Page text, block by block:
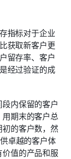
指标对于企业
获取新客户更
留存率、客户
经过验证的成
内保留的客户
期末的客户总
的客户数，然
卓越的客户体
价值的产品和服